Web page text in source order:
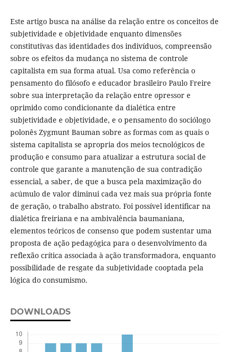
Este artigo busca na análise da relação entre os conceitos de
subjetividade e objetividade enquanto dimensões
constitutivas das identidades dos indivíduos, compreensão
sobre os efeitos da mudança no sistema de controle
capitalista em sua forma atual. Usa como referência o
pensamento do filósofo e educador brasileiro Paulo Freire
sobre sua interpretação da relação entre opressor e
oprimido como condicionante da dialética entre
subjetividade e objetividade, e o pensamento do sociólogo
polonês Zygmunt Bauman sobre as formas com as quais o
sistema capitalista se apropria dos meios tecnológicos de
produção e consumo para atualizar a estrutura social de
controle que garante a manutenção de sua contradição
essencial, a saber, de que a busca pela maximização do
acúmulo de valor diminui cada vez mais sua própria fonte
de geração, o trabalho abstrato. Foi possível identificar na
dialética freiriana e na ambivalência baumaniana,
elementos teóricos de consenso que podem sustentar uma
proposta de ação pedagógica para o desenvolvimento da
reflexão crítica associada à ação transformadora, enquanto
possibilidade de resgate da subjetividade cooptada pela
lógica do consumismo.
DOWNLOADS